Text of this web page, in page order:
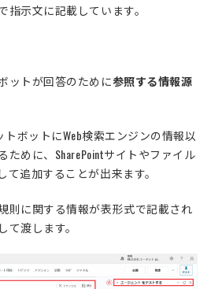
指示文に記載しています。
ットが回答のために参照する情報源
トボットにWeb検索エンジンの情報以
ために、SharePointサイトやファイル
追加することが出来ます。
則に関する情報が表形式で記載され
渡します。